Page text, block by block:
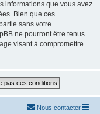
informations que vous avez
Bien que ces
sans votre
ne pourront être tenus
visant à compromettre
Nous contacter